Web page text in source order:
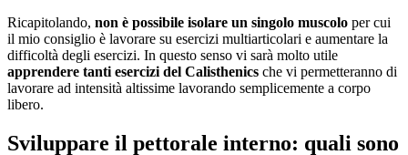
Ricapitolando, non è possibile isolare un singolo muscolo per cui
il mio consiglio è lavorare su esercizi multiarticolari e aumentare la
difficoltà degli esercizi. In questo senso vi sarà molto utile
apprendere tanti esercizi del Calisthenics che vi permetteranno di
lavorare ad intensità altissime lavorando semplicemente a corpo
libero.
Sviluppare il pettorale interno: quali sono